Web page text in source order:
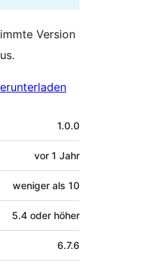
Version
1.0.0
vor 1 Jahr
weniger als 10
5.4 oder höher
6.7.6